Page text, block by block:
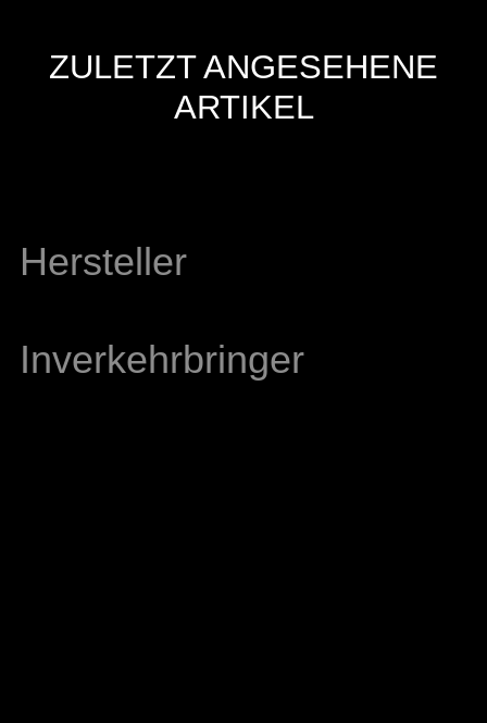
ZULETZT ANGESEHENE
ARTIKEL
Hersteller
Inverkehrbringer